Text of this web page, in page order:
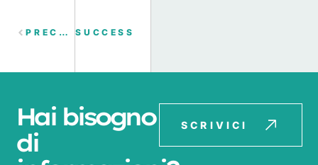
PRECEDENTE SUCCESSIVO
Hai bisogno
di
SCRIVICI